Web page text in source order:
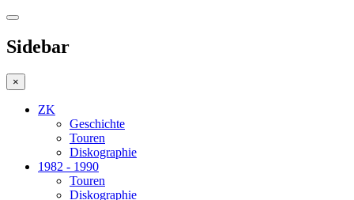
Sidebar
×
ZK
Geschichte
Touren
Diskographie
1982 - 1990
Touren
Diskographie